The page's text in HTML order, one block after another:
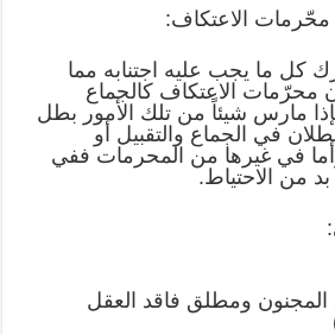
الاعتكاف:
كل ما يجب عليه اجتنابه مما
محرّمات الاعتكاف كالجماع
مارس شيئاً من تلك الأمور بطل
في الجماع والتقبيل أو
في غيرها من المحرمات ففي
من الاحتياط.
ومطلق فاقد العقل